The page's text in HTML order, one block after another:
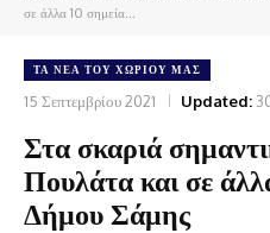
σε άλλα 10 σημεία...
ΤΑ ΝΈΑ ΤΟΥ ΧΩΡΙΟΎ ΜΑΣ
15 Σεπτεμβρίου 2021 Updated:
Στα σκαριά
Πουλάτα και σε
Δήμου Σάμης